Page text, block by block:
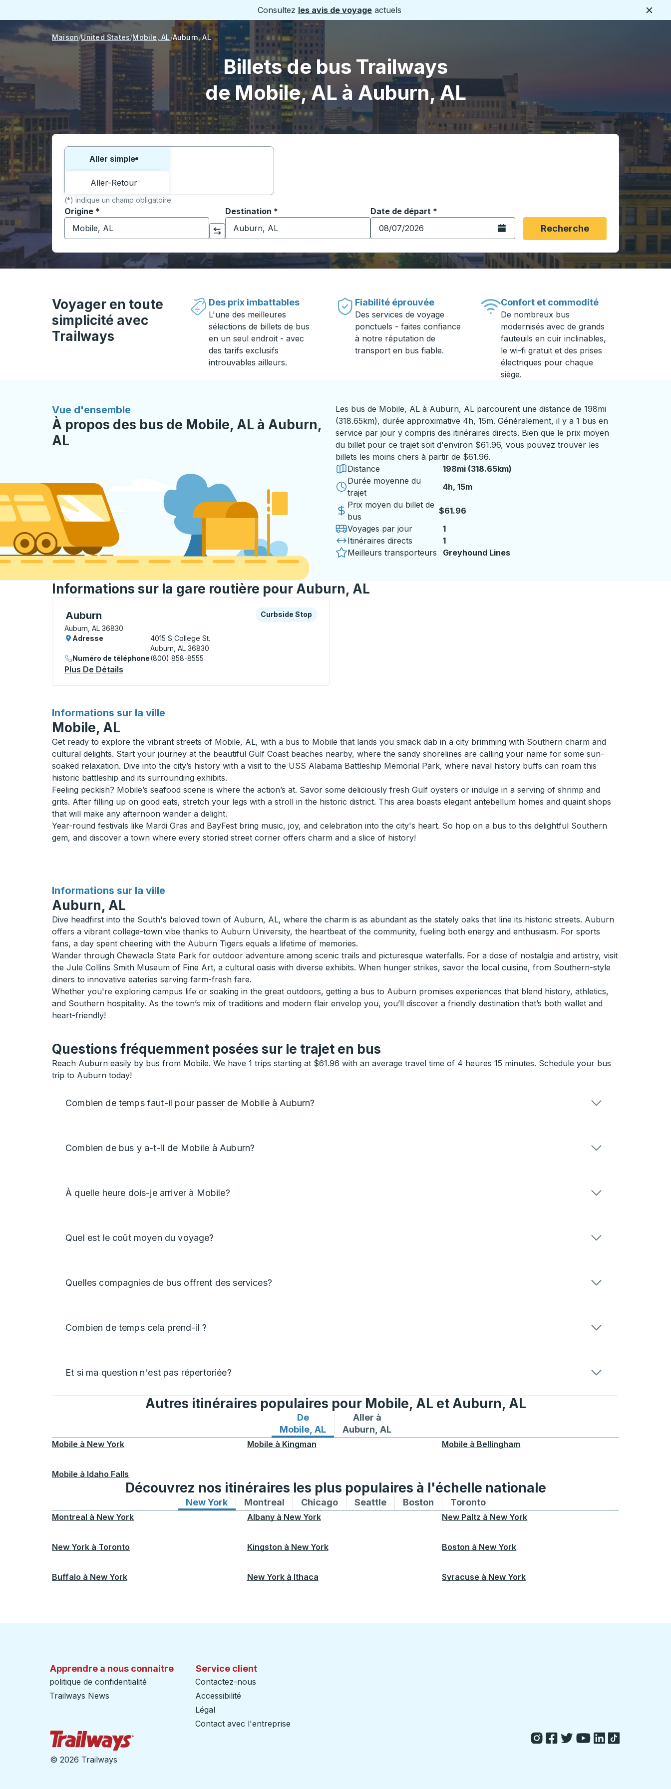
Consultez les avis de voyage actuels
Maison United States Mobile, AL Auburn, AL
Billets de bus Trailways
de Mobile, AL à Auburn, AL
Choisissez un sens ou un aller-retour:
Aller simple
Aller-Retour
(*) indique un champ obligatoire
Origine *
Commencez à saisir la ville d'origine pour ouvrir les options de localisation, puis utilisez les touches fléchées pour accéder à la ville d'origine souhaitée, puis
Cliquez pour changer vos sélections d'origine et de destination
Destination *
Commencez à saisir la ville de destination pour ouvrir les options de localisation, puis utilisez les touches fléchées
Date de départ *
Tapez la date au format date Barre oblique du mois à 2 chiffres Barre
Ouvrez le calendrier.Recherche
Voyager en toute
simplicité avec
Trailways
Des prix imbattables
L'une des meilleures
sélections de billets de bus
en un seul endroit - avec
des tarifs exclusifs
introuvables ailleurs.
Fiabilité éprouvée
Des services de voyage
ponctuels - faites confiance
à notre réputation de
transport en bus fiable.
Confort et commodité
De nombreux bus
modernisés avec de grands
fauteuils en cuir inclinables,
le wi-fi gratuit et des prises
électriques pour chaque
siège.
Vue d'ensemble
À propos des bus de Mobile, AL à Auburn,
AL
Les bus de Mobile, AL à Auburn, AL parcourent une distance de 198mi
(318.65km), durée approximative 4h, 15m. Généralement, il y a 1 bus en
service par jour y compris des itinéraires directs. Bien que le prix moyen
du billet pour ce trajet soit d'environ $61.96, vous pouvez trouver les
billets les moins chers à partir de $61.96.
Distance
198mi (318.65km)
Durée moyenne du
trajet
4 heures 15 minutes
4h, 15m
Prix moyen du billet de
bus
$61.96
Voyages par jour
1
Itinéraires directs
1
Meilleurs transporteurs
Greyhound Lines
Informations sur la gare routière pour Auburn, AL
Auburn
Curbside Stop, utilisez les touches fléchées ou la touche Tab pour en savoir plus sur cette gare routière
Auburn, AL 36830
Curbside Stop
Curbside Stop
Adresse
4015 S College St.
Auburn, AL 36830
Numéro de téléphone(800) 858-8555
Plus De Détails
Informations sur la ville
pour
Mobile, AL
Get ready to explore the vibrant streets of Mobile, AL, with a bus to Mobile that lands you smack dab in a city brimming with Southern charm and
cultural delights. Start your journey at the beautiful Gulf Coast beaches nearby, where the sandy shorelines are calling your name for some sun-
soaked relaxation. Dive into the city’s history with a visit to the USS Alabama Battleship Memorial Park, where naval history buffs can roam this
historic battleship and its surrounding exhibits.
Feeling peckish? Mobile’s seafood scene is where the action’s at. Savor some deliciously fresh Gulf oysters or indulge in a serving of shrimp and
grits. After filling up on good eats, stretch your legs with a stroll in the historic district. This area boasts elegant antebellum homes and quaint shops
that will make any afternoon wander a delight.
Year-round festivals like Mardi Gras and BayFest bring music, joy, and celebration into the city's heart. So hop on a bus to this delightful Southern
gem, and discover a town where every storied street corner offers charm and a slice of history!
Informations sur la ville
pour
Auburn, AL
Dive headfirst into the South's beloved town of Auburn, AL, where the charm is as abundant as the stately oaks that line its historic streets. Auburn
offers a vibrant college-town vibe thanks to Auburn University, the heartbeat of the community, fueling both energy and enthusiasm. For sports
fans, a day spent cheering with the Auburn Tigers equals a lifetime of memories.
Wander through Chewacla State Park for outdoor adventure among scenic trails and picturesque waterfalls. For a dose of nostalgia and artistry, visit
the Jule Collins Smith Museum of Fine Art, a cultural oasis with diverse exhibits. When hunger strikes, savor the local cuisine, from Southern-style
diners to innovative eateries serving farm-fresh fare.
Whether you're exploring campus life or soaking in the great outdoors, getting a bus to Auburn promises experiences that blend history, athletics,
and Southern hospitality. As the town’s mix of traditions and modern flair envelop you, you’ll discover a friendly destination that’s both wallet and
heart-friendly!
Questions fréquemment posées sur le trajet en bus
Reach Auburn easily by bus from Mobile. We have 1 trips starting at $61.96 with an average travel time of 4 heures 15 minutes. Schedule your bus
trip to Auburn today!
Combien de temps faut-il pour passer de Mobile à Auburn?
Combien de bus y a-t-il de Mobile à Auburn?
À quelle heure dois-je arriver à Mobile?
Quel est le coût moyen du voyage?
Quelles compagnies de bus offrent des services?
Combien de temps cela prend-il ?
Et si ma question n'est pas répertoriée?
Autres itinéraires populaires pour Mobile, AL et Auburn, AL
De
Mobile, AL
Itinéraires de bus depuis Mobile, AL
Aller à
Auburn, AL
Itinéraires de bus vers Auburn, AL
Mobile à New York Mobile à Kingman Mobile à Bellingham
Mobile à Idaho Falls
Découvrez nos itinéraires les plus populaires à l'échelle nationale
New YorkItinéraires de bus vers et depuis New York
Montreal Itinéraires de bus vers et depuis Montreal
ChicagoItinéraires de bus vers et depuis Chicago
SeattleItinéraires de bus vers et depuis Seattle
Boston Itinéraires de bus vers et depuis Boston
TorontoItinéraires de bus vers et depuis Toronto
Montreal à New York Albany à New York New Paltz à New York
New York à Toronto Kingston à New York Boston à New York
Buffalo à New York New York à Ithaca Syracuse à New York
Apprendre a nous connaitre
politique de confidentialité
Trailways News
Service client
Contactez-nous
Accessibilité
Légal
Contact avec l'entreprise
© 2026 Trailways